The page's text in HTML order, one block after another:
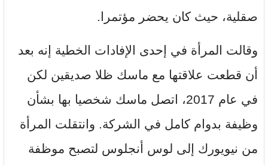
صقلية، حيث كان يحضر مؤتمرا.
وقالت المرأة في إحدى الإفادات الخطية إنه بعد
أن قطعت علاقتها مع ماسك ظلا صديقين لكن
في عام 2017، اتصل ماسك شخصيا بها بشأن
وظيفة بدوام كامل في الشركة. وانتقلت المرأة
من نيويورك إلى لوس أنجلوس لتصبح موظفة